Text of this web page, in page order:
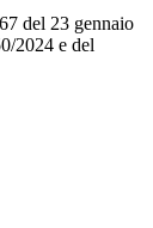
del 23 gennaio
2024 e del